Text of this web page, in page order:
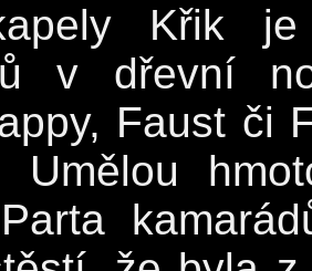
Křik je
v dřevní
Faust či
Umělou